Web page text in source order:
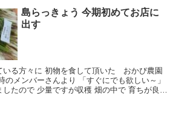
島らっきょう 今期初めてお店に
出す
いる方々に 初物を食して頂いた おかぴ農園
のメンバーさんより 「すぐにでも欲しい～」
たので 少量ですが収穫 畑の中で 育ちが良い